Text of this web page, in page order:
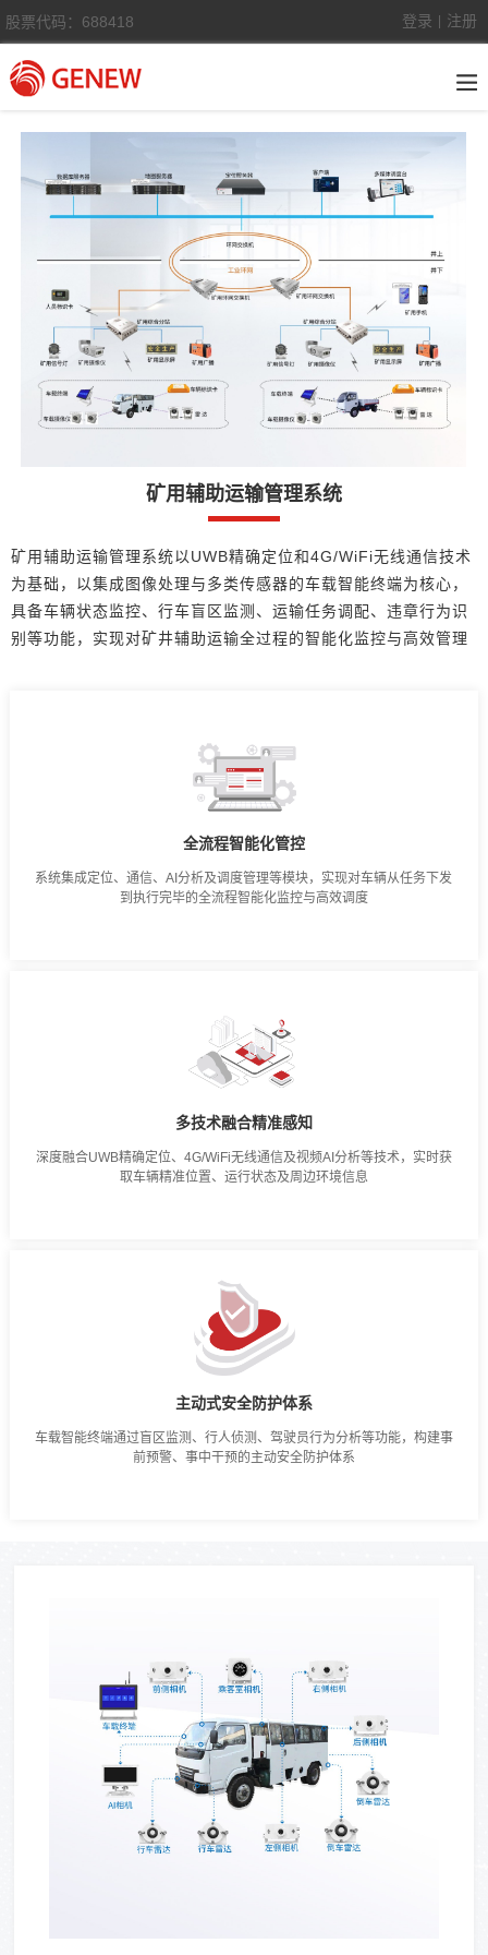
股票代码：688418 登录 注册
矿用辅助运输管理系统
矿用辅助运输管理系统以UWB精确定位和4G/WiFi无线通信技术
为基础，以集成图像处理与多类传感器的车载智能终端为核心，
具备车辆状态监控、行车盲区监测、运输任务调配、违章行为识
别等功能，实现对矿井辅助运输全过程的智能化监控与高效管理
全流程智能化管控
系统集成定位、通信、AI分析及调度管理等模块，实现对车辆从任务下发
到执行完毕的全流程智能化监控与高效调度
多技术融合精准感知
深度融合UWB精确定位、4G/WiFi无线通信及视频AI分析等技术，实时获
取车辆精准位置、运行状态及周边环境信息
主动式安全防护体系
车载智能终端通过盲区监测、行人侦测、驾驶员行为分析等功能，构建事
前预警、事中干预的主动安全防护体系